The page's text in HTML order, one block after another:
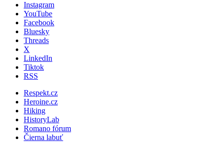
Instagram
YouTube
Facebook
Bluesky
Threads
X
LinkedIn
Tiktok
RSS
Respekt.cz
Heroine.cz
Hiking
HistoryLab
Romano fórum
Čierna labuť